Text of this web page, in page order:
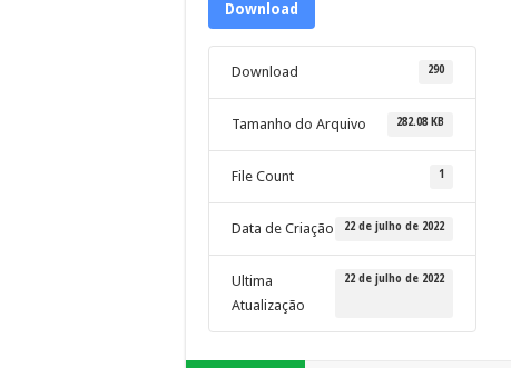
Download
Download 290
Tamanho do Arquivo 282.08 KB
File Count 1
Data de Criação 22 de julho de 2022
Ultima
Atualização
22 de julho de 2022